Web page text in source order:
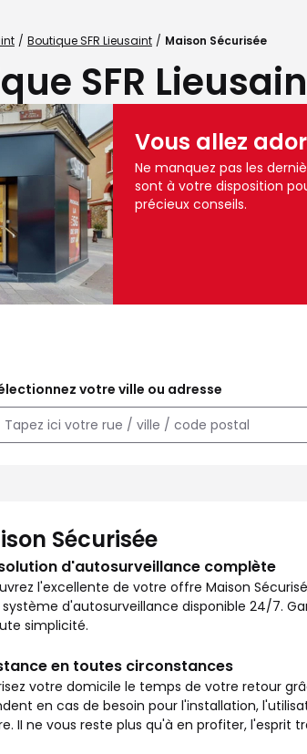
Boutique SFR Lieusaint Maison Sécurisée
SFR
Vous allez
Ne manquez pas les
sont à votre disposition
précieux conseils.
votre ville ou adresse
Sécurisée
d'autosurveillance complète
l'excellente de votre offre Maison
d'autosurveillance disponible 24/7.
simplicité.
en toutes circonstances
votre domicile le temps de votre retour
en cas de besoin pour l'installation,
II ne vous reste plus qu'à en profiter, l'esprit
ce qui se passe chez vous et surveiller votre